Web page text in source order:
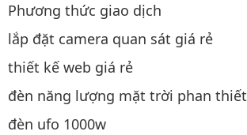
Phương thức giao dịch
lắp đặt camera quan sát giá rẻ
thiết kế web giá rẻ
đèn năng lượng mặt trời phan thiết
đèn ufo 1000w